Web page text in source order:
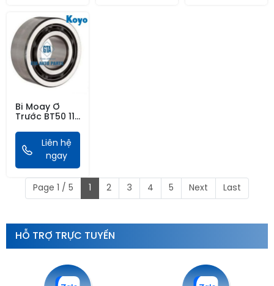
HỖ TRỢ TRỰC TUYẾN
Bi Moay Ơ
Trước BT50 11-
15, Everest 03-
09, Có Vành
Từ ABS
Liên hệ
ngay
Page 1 / 5 1 2 3 4 5 Next Last